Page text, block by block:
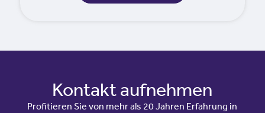
Kontakt aufnehmen
Profitieren Sie von mehr als 20 Jahren Erfahrung in